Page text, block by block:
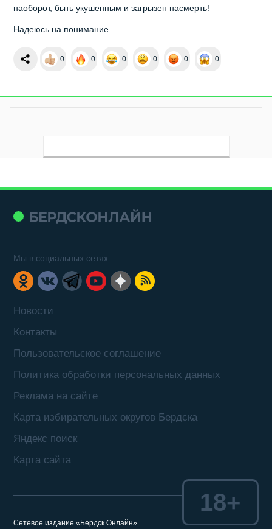
наоборот, быть укушенным и загрызен насмерть!
Надеюсь на понимание.
0 0 0 0 0 0
Новости
Контакты
Пользовательское соглашение
Политика обработки персональных данных
Реклама на сайте
Карта избирательных округов Бердска
Яндекс поиск
Карта сайта
Мы в социальных сетях
Сетевое издание «Бердск Онлайн»
18+